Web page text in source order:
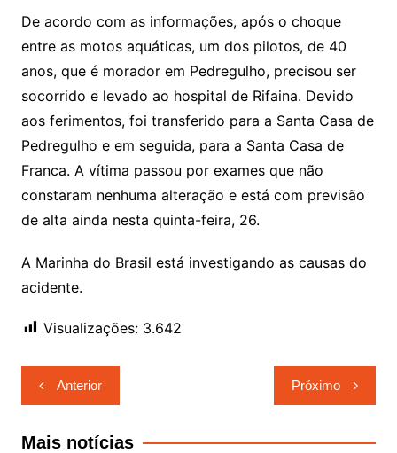
De acordo com as informações, após o choque
entre as motos aquáticas, um dos pilotos, de 40
anos, que é morador em Pedregulho, precisou ser
socorrido e levado ao hospital de Rifaina. Devido
aos ferimentos, foi transferido para a Santa Casa de
Pedregulho e em seguida, para a Santa Casa de
Franca. A vítima passou por exames que não
constaram nenhuma alteração e está com previsão
de alta ainda nesta quinta-feira, 26.
A Marinha do Brasil está investigando as causas do
acidente.
Visualizações: 3.642
Navegação
de
Post
Anterior Próximo
Mais notícias